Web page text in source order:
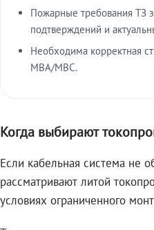
Пожарные требования ТЗ
подтверждений и
Необходима корректная
МВА/МВС.
Когда выбирают
Если кабельная система не
рассматривают литой
условиях ограниченного